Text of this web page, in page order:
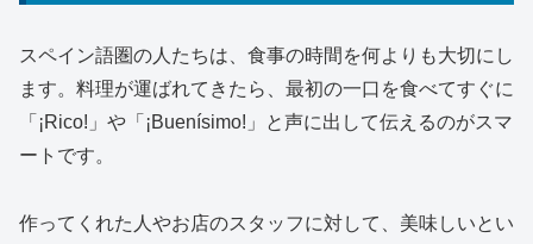
スペイン語圏の人たちは、食事の時間を何よりも大切にし
ます。料理が運ばれてきたら、最初の一口を食べてすぐに
「¡Rico!」や「¡Buenísimo!」と声に出して伝えるのがスマ
ートです。
作ってくれた人やお店のスタッフに対して、美味しいとい